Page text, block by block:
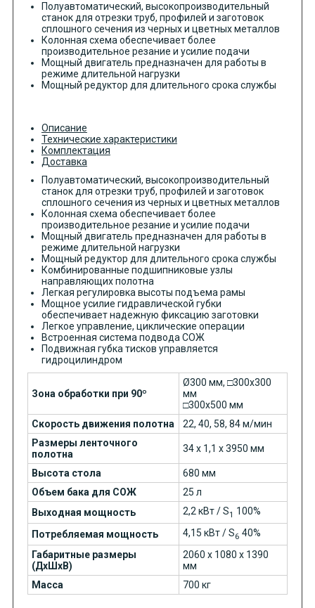
Полуавтоматический, высокопроизводительный
станок для отрезки труб, профилей и заготовок
сплошного сечения из черных и цветных металлов
Колонная схема обеспечивает более
производительное резание и усилие подачи
Мощный двигатель предназначен для работы в
режиме длительной нагрузки
Мощный редуктор для длительного срока службы
Описание
Технические характеристики
Комплектация
Доставка
Полуавтоматический, высокопроизводительный
станок для отрезки труб, профилей и заготовок
сплошного сечения из черных и цветных металлов
Колонная схема обеспечивает более
производительное резание и усилие подачи
Мощный двигатель предназначен для работы в
режиме длительной нагрузки
Мощный редуктор для длительного срока службы
Комбинированные подшипниковые узлы
направляющих полотна
Легкая регулировка высоты подъема рамы
Мощное усилие гидравлической губки
обеспечивает надежную фиксацию заготовки
Легкое управление, циклические операции
Встроенная система подвода СОЖ
Подвижная губка тисков управляется
гидроцилиндром
Зона обработки при 90º
Ø300 мм, □300х300
мм
□300х500 мм
Скорость движения полотна
22, 40, 58, 84 м/мин
Размеры ленточного
полотна
34 х 1,1 х 3950 мм
Высота стола
680 мм
Объем бака для СОЖ
25 л
Выходная мощность
2,2 кВт / S1 100%
Потребляемая мощность 4,15 кВт / S6 40%
Габаритные размеры
(ДхШхВ)
2060 х 1080 х 1390
мм
Масса
700 кг